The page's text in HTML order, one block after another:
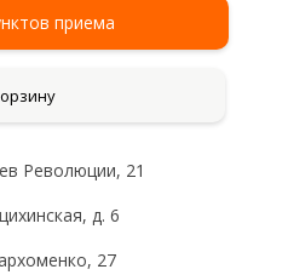
приема
Революции, 21
д. 6
27